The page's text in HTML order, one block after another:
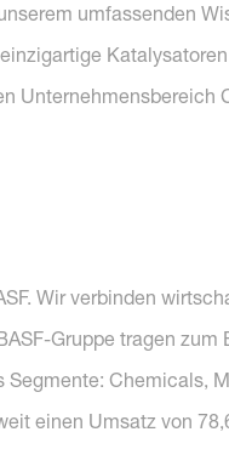
umfassenden
Unternehmensbereich
Wir verbinden
Gruppe tragen
Chemicals,
einen Umsatz von